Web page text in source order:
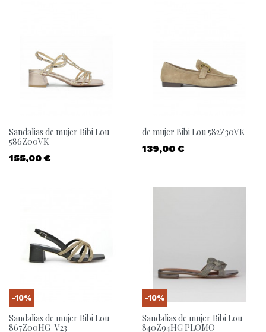
Sandalias de mujer Bibi Lou
586Z00VK
Precio
155,00 €
de mujer Bibi Lou 582Z30VK
Precio
139,00 €
Sandalias de mujer Bibi Lou
867Z00HG-V23
-10%
Sandalias de mujer Bibi Lou
840Z94HG PLOMO
-10%